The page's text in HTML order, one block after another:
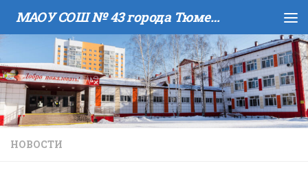
Skip to content МАОУ COШ № 43 города Тюмени имени В.И. Муравленко
НОВОСТИ